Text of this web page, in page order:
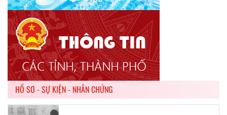
HỒ SƠ - SỰ KIỆN - NHÂN CHỨNG